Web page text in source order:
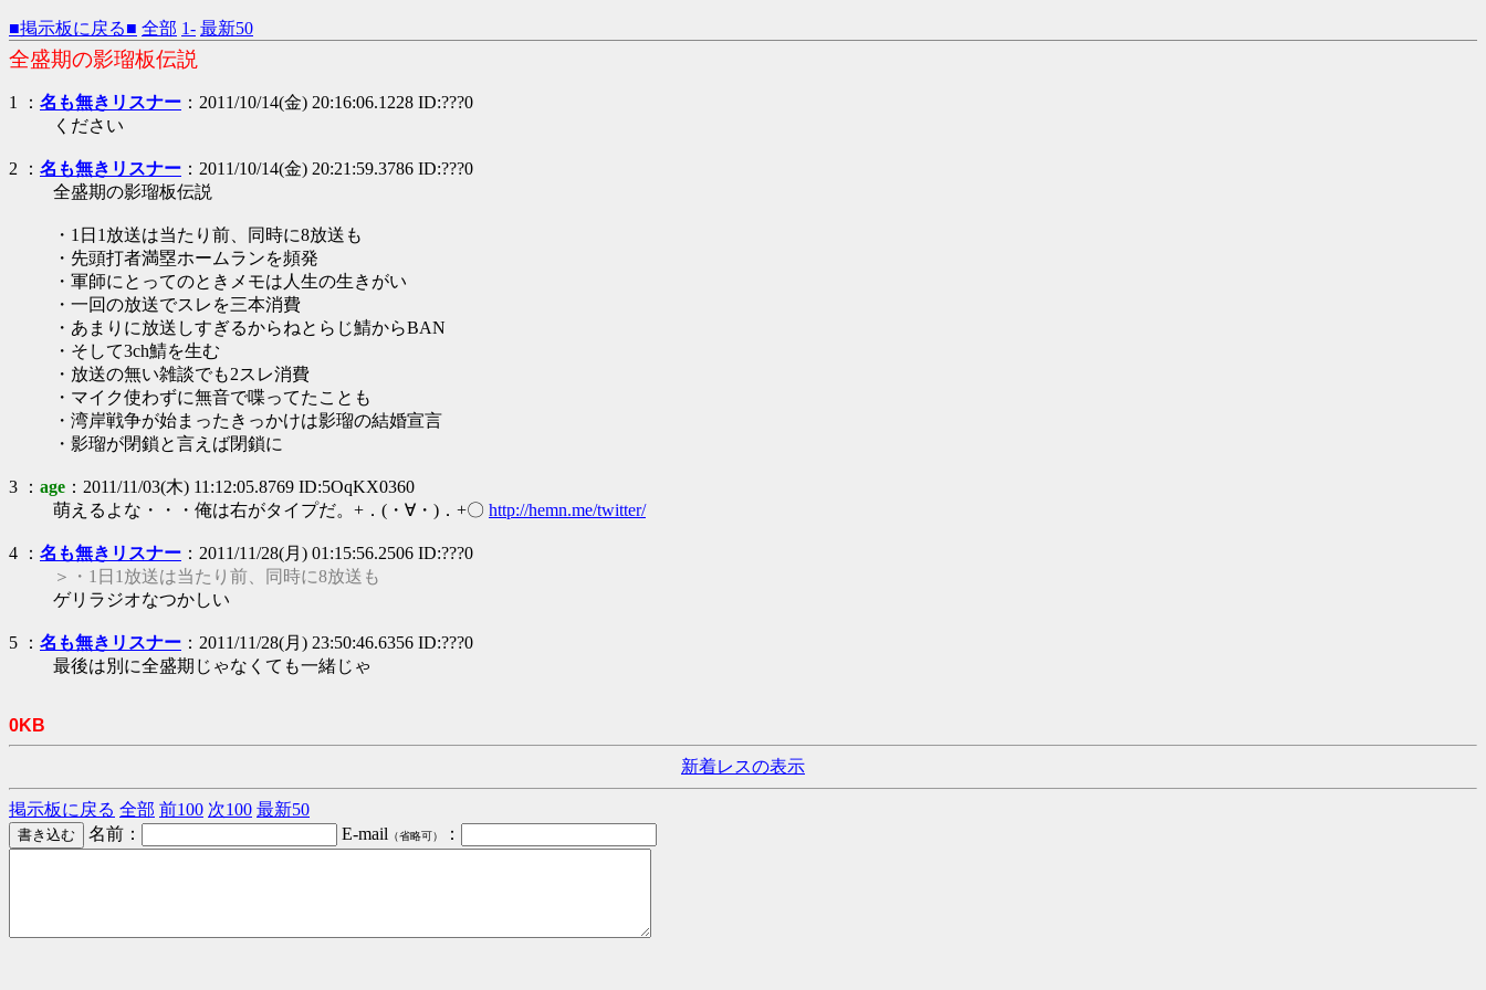
■掲示板に戻る■ 全部 1- 最新50
全盛期の影瑠板伝説
1 ： 名も無きリスナー ：2011/10/14(金) 20:16:06.1228 ID:???0
ください
2 ： 名も無きリスナー ：2011/10/14(金) 20:21:59.3786 ID:???0
全盛期の影瑠板伝説
・1日1放送は当たり前、同時に8放送も
・先頭打者満塁ホームランを頻発
・軍師にとってのときメモは人生の生きがい
・一回の放送でスレを三本消費
・あまりに放送しすぎるからねとらじ鯖からBAN
・そして3ch鯖を生む
・放送の無い雑談でも2スレ消費
・マイク使わずに無音で喋ってたことも
・湾岸戦争が始まったきっかけは影瑠の結婚宣言
・影瑠が閉鎖と言えば閉鎖に
3 ： age ：2011/11/03(木) 11:12:05.8769 ID:5OqKX0360
萌えるよな・・・俺は右がタイプだ。+．(・∀・)．+〇 http://hemn.me/twitter/
4 ： 名も無きリスナー ：2011/11/28(月) 01:15:56.2506 ID:???0
＞・1日1放送は当たり前、同時に8放送も
ゲリラジオなつかしい
5 ： 名も無きリスナー ：2011/11/28(月) 23:50:46.6356 ID:???0
最後は別に全盛期じゃなくても一緒じゃ
0KB
新着レスの表示
掲示板に戻る 全部 前100 次100 最新50
名前：
E-mail （省略可） ：